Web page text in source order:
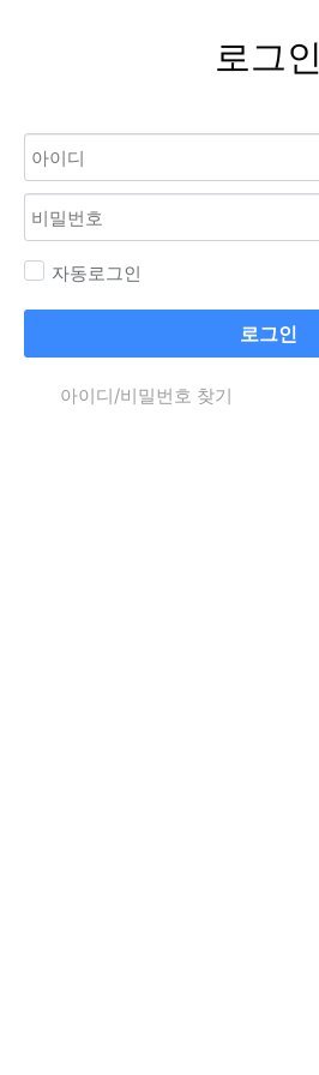
로그인
자동로그인
로그인
아이디/비밀번호 찾기